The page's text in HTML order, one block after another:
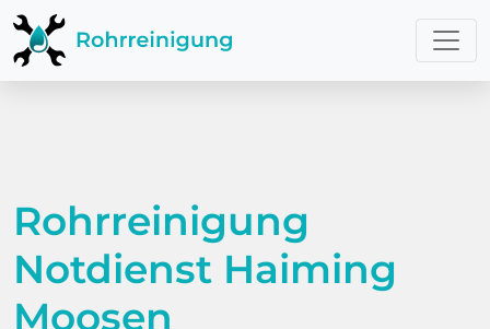
Rohrreinigung
Notdienst Haiming
Moosen